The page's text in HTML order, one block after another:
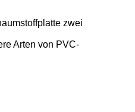
zwei
Arten von PVC-